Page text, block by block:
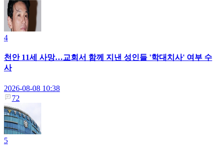
4
천안 11세 사망…교회서 함께 지낸 성인들 '학대치사' 여부 수
사
2026-08-08 10:38
72
5